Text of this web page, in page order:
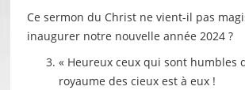
Ce sermon du Christ ne vient-il pas
inaugurer notre nouvelle année 2024 ?
« Heureux ceux qui sont humbles
royaume des cieux est à eux !